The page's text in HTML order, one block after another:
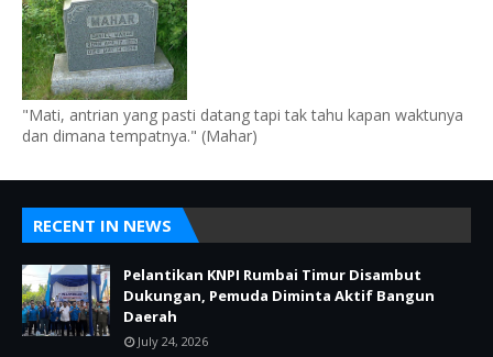
"Mati, antrian yang pasti datang tapi tak tahu kapan waktunya
dan dimana tempatnya." (Mahar)
RECENT IN NEWS
Pelantikan KNPI Rumbai Timur Disambut
Dukungan, Pemuda Diminta Aktif Bangun
Daerah
July 24, 2026